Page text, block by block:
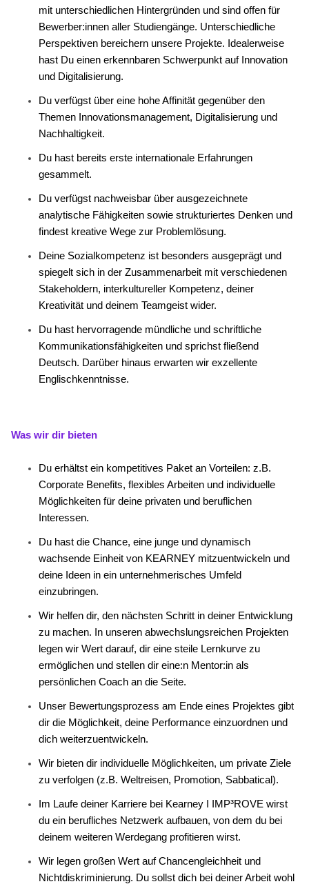
mit unterschiedlichen Hintergründen und sind offen für
Bewerber:innen aller Studiengänge. Unterschiedliche
Perspektiven bereichern unsere Projekte. Idealerweise
hast Du einen erkennbaren Schwerpunkt auf Innovation
und Digitalisierung.
Du verfügst über eine hohe Affinität gegenüber den
Themen Innovationsmanagement, Digitalisierung und
Nachhaltigkeit.
Du hast bereits erste internationale Erfahrungen
gesammelt.
Du verfügst nachweisbar über ausgezeichnete
analytische Fähigkeiten sowie strukturiertes Denken und
findest kreative Wege zur Problemlösung.
Deine Sozialkompetenz ist besonders ausgeprägt und
spiegelt sich in der Zusammenarbeit mit verschiedenen
Stakeholdern, interkultureller Kompetenz, deiner
Kreativität und deinem Teamgeist wider.
Du hast hervorragende mündliche und schriftliche
Kommunikationsfähigkeiten und sprichst fließend
Deutsch. Darüber hinaus erwarten wir exzellente
Englischkenntnisse.
Was wir dir bieten
Du erhältst ein kompetitives Paket an Vorteilen: z.B.
Corporate Benefits, flexibles Arbeiten und individuelle
Möglichkeiten für deine privaten und beruflichen
Interessen.
Du hast die Chance, eine junge und dynamisch
wachsende Einheit von KEARNEY mitzuentwickeln und
deine Ideen in ein unternehmerisches Umfeld
einzubringen.
Wir helfen dir, den nächsten Schritt in deiner Entwicklung
zu machen. In unseren abwechslungsreichen Projekten
legen wir Wert darauf, dir eine steile Lernkurve zu
ermöglichen und stellen dir eine:n Mentor:in als
persönlichen Coach an die Seite.
Unser Bewertungsprozess am Ende eines Projektes gibt
dir die Möglichkeit, deine Performance einzuordnen und
dich weiterzuentwickeln.
Wir bieten dir individuelle Möglichkeiten, um private Ziele
zu verfolgen (z.B. Weltreisen, Promotion, Sabbatical).
Im Laufe deiner Karriere bei Kearney I IMP³ROVE wirst
du ein berufliches Netzwerk aufbauen, von dem du bei
deinem weiteren Werdegang profitieren wirst.
Wir legen großen Wert auf Chancengleichheit und
Nichtdiskriminierung. Du sollst dich bei deiner Arbeit wohl